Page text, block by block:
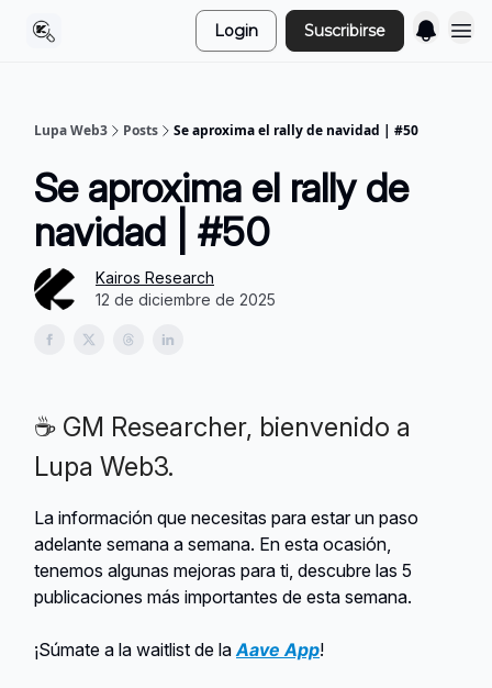
Login Suscribirse
Lupa Web3 Posts Se aproxima el rally de navidad | #50
Se aproxima el rally de
navidad | #50
Kairos Research
12 de diciembre de 2025
☕ GM Researcher, bienvenido a
Lupa Web3.
La información que necesitas para estar un paso
adelante semana a semana. En esta ocasión,
tenemos algunas mejoras para ti, descubre las 5
publicaciones más importantes de esta semana.
¡Súmate a la waitlist de laAave App!